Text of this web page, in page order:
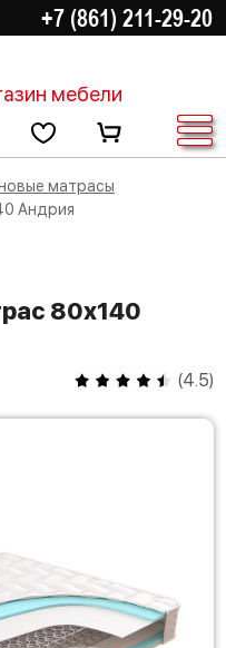
+7 (861) 211-29-20
мебели
матрасы
Андрия
(4.5)